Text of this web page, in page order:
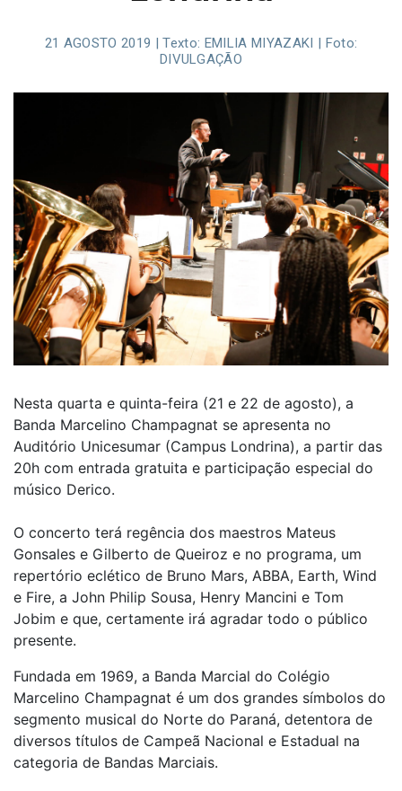
21 AGOSTO 2019 | Texto: EMILIA MIYAZAKI | Foto:
DIVULGAÇÃO
Nesta quarta e quinta-feira (21 e 22 de agosto), a
Banda Marcelino Champagnat se apresenta no
Auditório Unicesumar (Campus Londrina), a partir das
20h com entrada gratuita e participação especial do
músico Derico.
O concerto terá regência dos maestros Mateus
Gonsales e Gilberto de Queiroz e no programa, um
repertório eclético de Bruno Mars, ABBA, Earth, Wind
e Fire, a John Philip Sousa, Henry Mancini e Tom
Jobim e que, certamente irá agradar todo o público
presente.
Fundada em 1969, a Banda Marcial do Colégio
Marcelino Champagnat é um dos grandes símbolos do
segmento musical do Norte do Paraná, detentora de
diversos títulos de Campeã Nacional e Estadual na
categoria de Bandas Marciais.